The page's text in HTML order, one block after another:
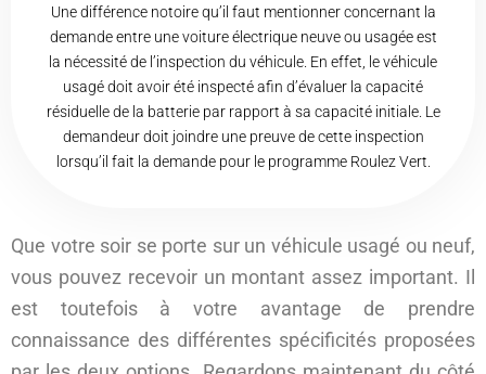
Une différence notoire qu’il faut mentionner concernant la
demande entre une voiture électrique neuve ou usagée est
la nécessité de l’inspection du véhicule. En effet, le véhicule
usagé doit avoir été inspecté afin d’évaluer la capacité
résiduelle de la batterie par rapport à sa capacité initiale. Le
demandeur doit joindre une preuve de cette inspection
lorsqu’il fait la demande pour le programme Roulez Vert.
Que votre soir se porte sur un véhicule usagé ou neuf,
vous pouvez recevoir un montant assez important. Il
est toutefois à votre avantage de prendre
connaissance des différentes spécificités proposées